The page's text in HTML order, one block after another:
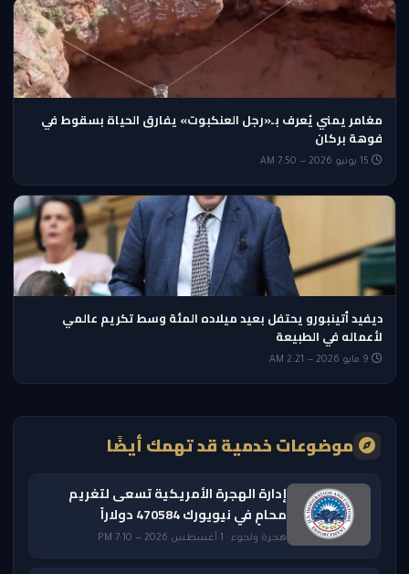
مغامر يمني يُعرف بـ«رجل العنكبوت» يفارق الحياة بسقوط في
فوهة بركان
ديفيد أتينبورو يحتفل بعيد ميلاده المئة وسط تكريم عالمي
لأعماله في الطبيعة
موضوعات خدمية قد تهمك أيضًا
إدارة الهجرة الأمريكية تسعى لتغريم
محامٍ في نيويورك 470584 دولاراً
هجرة ولجوء · 1 أغسطس 2026 — 7:10 PM